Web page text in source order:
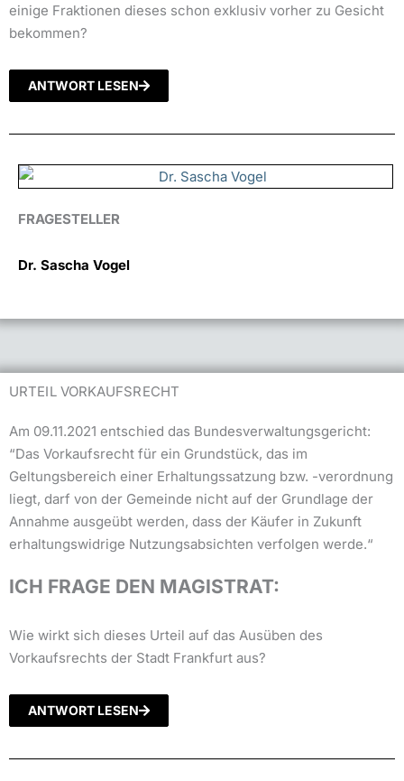
einige Fraktionen dieses schon exklusiv vorher zu Gesicht
bekommen?
ANTWORT LESEN
FRAGESTELLER
Dr. Sascha Vogel
URTEIL VORKAUFSRECHT
Am 09.11.2021 entschied das Bundesverwaltungsgericht:
“Das Vorkaufsrecht für ein Grundstück, das im
Geltungsbereich einer Erhaltungssatzung bzw. -verordnung
liegt, darf von der Gemeinde nicht auf der Grundlage der
Annahme ausgeübt werden, dass der Käufer in Zukunft
erhaltungswidrige Nutzungsabsichten verfolgen werde.“
ICH FRAGE DEN MAGISTRAT:
Wie wirkt sich dieses Urteil auf das Ausüben des
Vorkaufsrechts der Stadt Frankfurt aus?
ANTWORT LESEN